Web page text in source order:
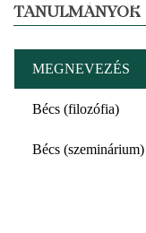
TANULMÁNYOK
MEGNEVEZÉS
Bécs (filozófia)
Bécs (szeminárium)